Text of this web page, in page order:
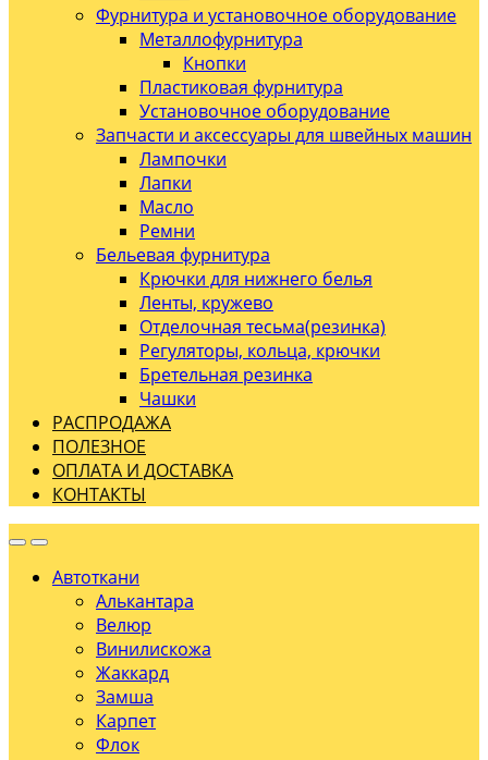
Фурнитура и установочное оборудование
Металлофурнитура
Кнопки
Пластиковая фурнитура
Установочное оборудование
Запчасти и аксессуары для швейных машин
Лампочки
Лапки
Масло
Ремни
Бельевая фурнитура
Крючки для нижнего белья
Ленты, кружево
Отделочная тесьма(резинка)
Регуляторы, кольца, крючки
Бретельная резинка
Чашки
РАСПРОДАЖА
ПОЛЕЗНОЕ
ОПЛАТА И ДОСТАВКА
КОНТАКТЫ
Автоткани
Алькантара
Велюр
Винилискожа
Жаккард
Замша
Карпет
Флок